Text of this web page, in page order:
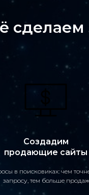
сделаем
Создадим
продающие сайты
в поисковиках: чем
запросу, тем больше продаж